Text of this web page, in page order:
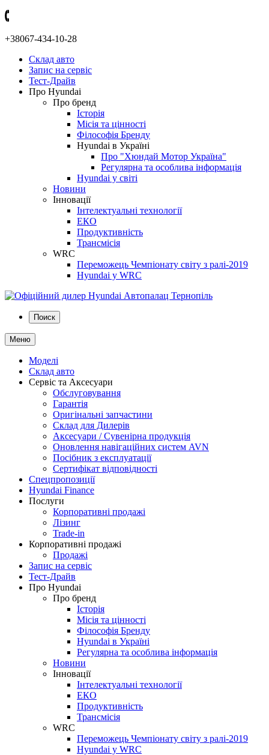
+38067-434-10-28
Склад авто
Запис на сервіс
Тест-Драйв
Про Hyundai
Про бренд
Історія
Місія та цінності
Філософія Бренду
Hyundai в Україні
Про "Хюндай Мотор Україна"
Регулярна та особлива інформація
Hyundai у світі
Новини
Інновації
Інтелектуальні технології
ЕКО
Продуктивність
Трансмісія
WRC
Переможець Чемпіонату світу з ралі-2019
Hyundai у WRC
Поиск
Меню
Моделі
Склад авто
Сервіс та Аксесуари
Обслуговування
Гарантія
Оригінальні запчастини
Склад для Дилерів
Аксесуари / Сувенірна продукція
Оновлення навігаційних систем AVN
Посібник з експлуатації
Сертифікат відповідності
Спецпропозиції
Hyundai Finance
Послуги
Корпоративні продажі
Лізинг
Trade-in
Корпоративні продажі
Продажі
Запис на сервіс
Тест-Драйв
Про Hyundai
Про бренд
Історія
Місія та цінності
Філософія Бренду
Hyundai в Україні
Регулярна та особлива інформація
Новини
Інновації
Інтелектуальні технології
ЕКО
Продуктивність
Трансмісія
WRC
Переможець Чемпіонату світу з ралі-2019
Hyundai у WRC